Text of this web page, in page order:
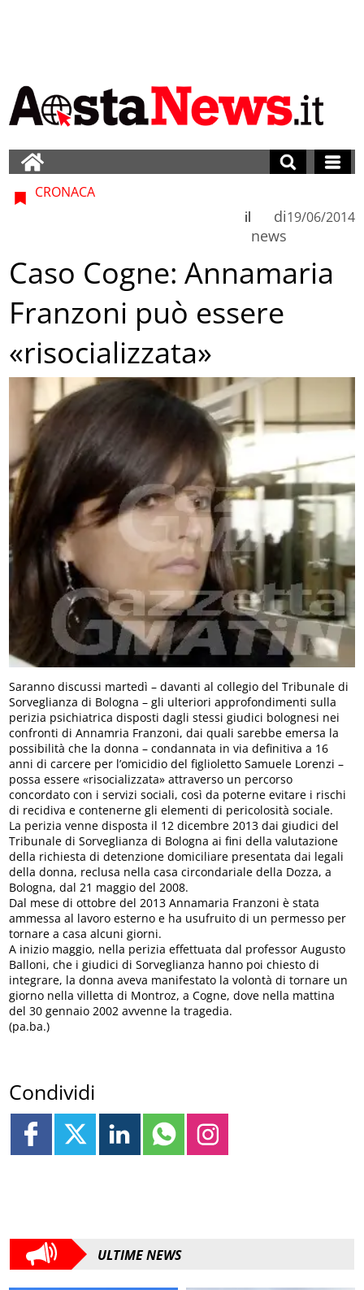
CRONACA
di
news
il 19/06/2014
Caso Cogne: Annamaria
Franzoni può essere
«risocializzata»
Saranno discussi martedì – davanti al collegio del Tribunale di
Sorveglianza di Bologna – gli ulteriori approfondimenti sulla
perizia psichiatrica disposti dagli stessi giudici bolognesi nei
confronti di Annamria Franzoni, dai quali sarebbe emersa la
possibilità che la donna – condannata in via definitiva a 16
anni di carcere per l’omicidio del figlioletto Samuele Lorenzi –
possa essere «risocializzata» attraverso un percorso
concordato con i servizi sociali, così da poterne evitare i rischi
di recidiva e contenerne gli elementi di pericolosità sociale.
La perizia venne disposta il 12 dicembre 2013 dai giudici del
Tribunale di Sorveglianza di Bologna ai fini della valutazione
della richiesta di detenzione domiciliare presentata dai legali
della donna, reclusa nella casa circondariale della Dozza, a
Bologna, dal 21 maggio del 2008.
Dal mese di ottobre del 2013 Annamaria Franzoni è stata
ammessa al lavoro esterno e ha usufruito di un permesso per
tornare a casa alcuni giorni.
A inizio maggio, nella perizia effettuata dal professor Augusto
Balloni, che i giudici di Sorveglianza hanno poi chiesto di
integrare, la donna aveva manifestato la volontà di tornare un
giorno nella villetta di Montroz, a Cogne, dove nella mattina
del 30 gennaio 2002 avvenne la tragedia.
(pa.ba.)
Condividi
ULTIME NEWS